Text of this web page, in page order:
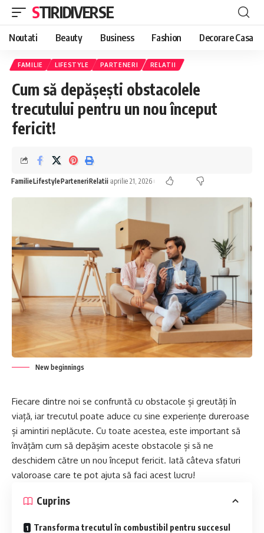
STIRIDIVERSE
Noutati Beauty Business Fashion Decorare Casa
FAMILIE LIFESTYLE PARTENERI RELATII
Cum să depășești obstacolele
trecutului pentru un nou început
fericit!
FamilieLifestyleParteneriRelatii aprilie 21, 2026
New beginnings
Fiecare dintre noi se confruntă cu obstacole și greutăți în
viață, iar trecutul poate aduce cu sine experiențe dureroase
și amintiri neplăcute. Cu toate acestea, este important să
învățăm cum să depășim aceste obstacole și să ne
deschidem către un nou început fericit. Iată câteva sfaturi
valoroase care te pot ajuta să faci acest lucru!
Cuprins
Transforma trecutul în combustibil pentru succesul